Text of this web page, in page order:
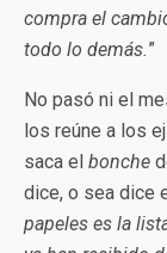
compra el
todo lo demás.”
No pasó ni el
los reúne a los
saca el bonche
dice, o sea dice
papeles es la